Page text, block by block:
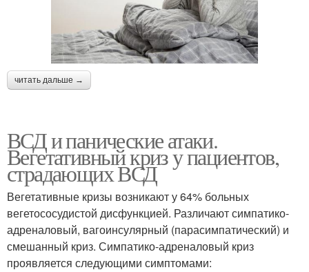
читать дальше →
ВСД и панические атаки.
Вегетативный криз у пациентов,
страдающих ВСД
Вегетативные кризы возникают у 64% больных
вегетососудистой дисфункцией. Различают симпатико-
адреналовый, вагоинсулярный (парасимпатический) и
смешанный криз. Симпатико-адреналовый криз
проявляется следующими симптомами: